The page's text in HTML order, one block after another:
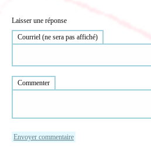
Laisser une réponse
Courriel (ne sera pas affiché)
Commenter